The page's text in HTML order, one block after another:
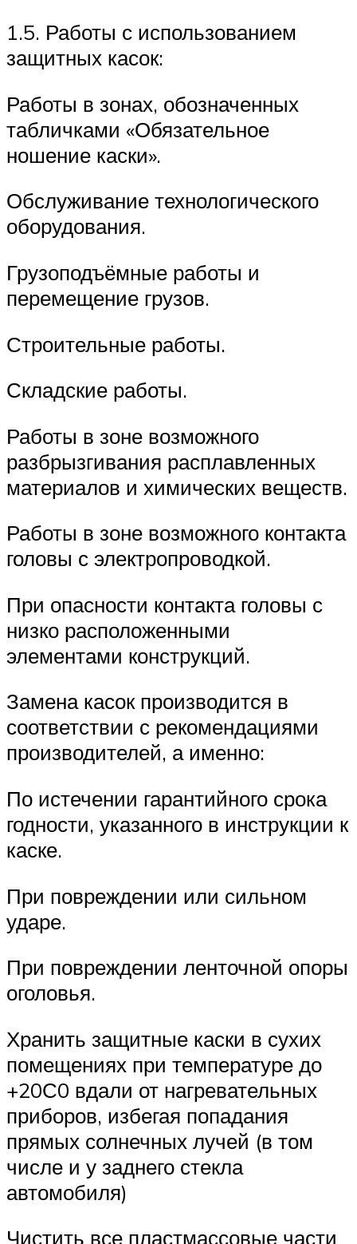
1.5. Работы с использованием
защитных касок:
Работы в зонах, обозначенных
табличками «Обязательное
ношение каски».
Обслуживание технологического
оборудования.
Грузоподъёмные работы и
перемещение грузов.
Строительные работы.
Складские работы.
Работы в зоне возможного
разбрызгивания расплавленных
материалов и химических веществ.
Работы в зоне возможного контакта
головы с электропроводкой.
При опасности контакта головы с
низко расположенными
элементами конструкций.
Замена касок производится в
соответствии с рекомендациями
производителей, а именно:
По истечении гарантийного срока
годности, указанного в инструкции к
каске.
При повреждении или сильном
ударе.
При повреждении ленточной опоры
оголовья.
Хранить защитные каски в сухих
помещениях при температуре до
+20С0 вдали от нагревательных
приборов, избегая попадания
прямых солнечных лучей (в том
числе и у заднего стекла
автомобиля)
Чистить все пластмассовые части